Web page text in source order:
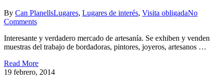
By Can PlanellsLugares, Lugares de interés, Visita obligadaNo
Comments
Interesante y verdadero mercado de artesanía. Se exhiben y venden
muestras del trabajo de bordadoras, pintores, joyeros, artesanos …
Read More
19 febrero, 2014